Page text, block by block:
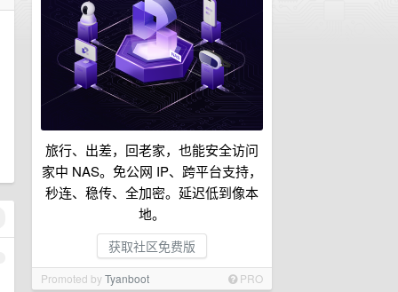
旅行、出差，回老家，也能安全访问
家中 NAS。免公网 IP、跨平台支持，
秒连、稳传、全加密。延迟低到像本
地。
获取社区免费版
Promoted byTyanboot PRO